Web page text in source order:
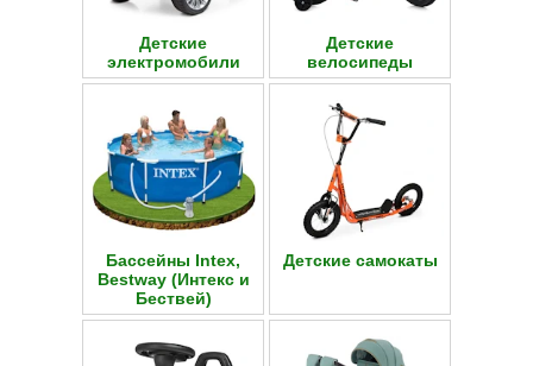
Детские
электромобили
Детские
велосипеды
Бассейны Intex,
Bestway (Интекс и
Бествей)
Детские самокаты